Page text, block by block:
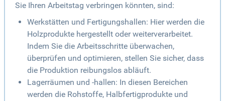
Sie Ihren Arbeitstag verbringen könnten, sind:
Werkstätten und Fertigungshallen: Hier werden die
Holzprodukte hergestellt oder weiterverarbeitet.
Indem Sie die Arbeitsschritte überwachen,
überprüfen und optimieren, stellen Sie sicher, dass
die Produktion reibungslos abläuft.
Lagerräumen und -hallen: In diesen Bereichen
werden die Rohstoffe, Halbfertigprodukte und